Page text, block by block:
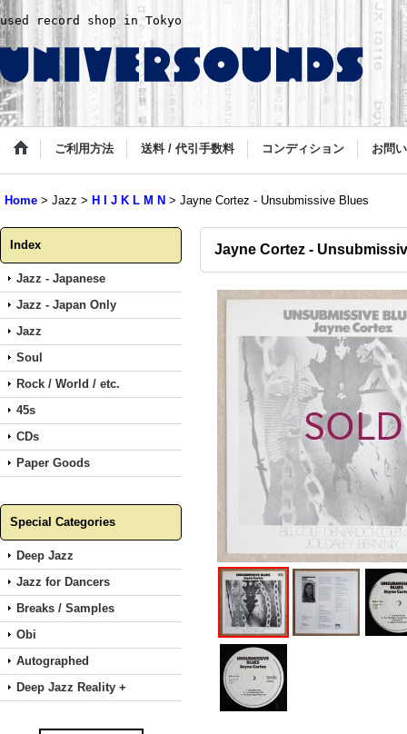
used record shop in Tokyo
ご利用方法 送料 / 代引手数料 コンディション お問
Home > Jazz > H I J K L M N > Jayne Cortez - Unsubmissive Blues
Index
Jazz - Japanese
Jazz - Japan Only
Jazz
Soul
Rock / World / etc.
45s
CDs
Paper Goods
Special Categories
Deep Jazz
Jazz for Dancers
Breaks / Samples
Obi
Autographed
Deep Jazz Reality +
Jayne Cortez -